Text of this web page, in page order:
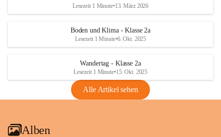
Lesezeit 1 Minute•13. März 2026
Boden und Klima - Klasse 2a
Lesezeit 1 Minute•6. Okt. 2025
Wandertag - Klasse 2a
Lesezeit 1 Minute•15. Okt. 2025
Alle Artikel sehen
Alben